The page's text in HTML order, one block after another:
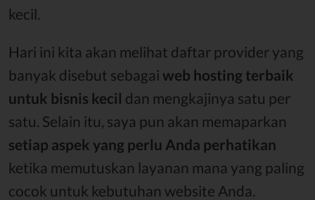
kecil.
Hari ini kita akan melihat daftar provider yang
banyak disebut sebagai web hosting terbaik
untuk bisnis kecil dan mengkajinya satu per
satu. Selain itu, saya pun akan memaparkan
setiap aspek yang perlu Anda perhatikan
ketika memutuskan layanan mana yang paling
cocok untuk kebutuhan website Anda.